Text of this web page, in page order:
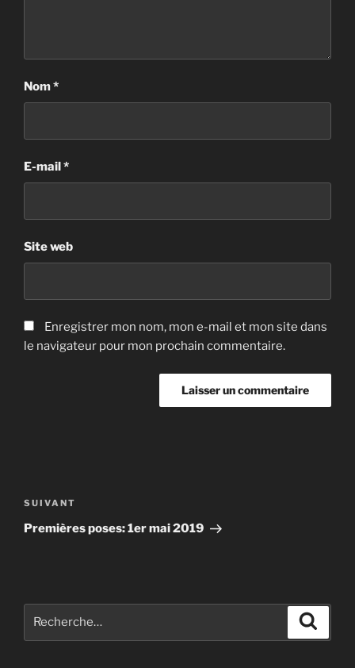
Nom*
E-mail*
Site web
Enregistrer mon nom, mon e-mail et mon site dans
le navigateur pour mon prochain commentaire.
de
l’article
Article
suivant
SUIVANT
Premières poses: 1er mai 2019